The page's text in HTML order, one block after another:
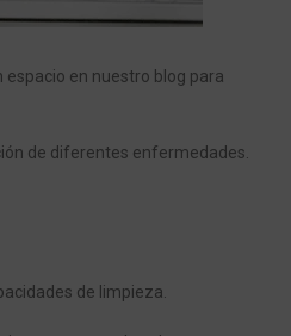
espacio en nuestro blog para
de diferentes enfermedades.
de limpieza.